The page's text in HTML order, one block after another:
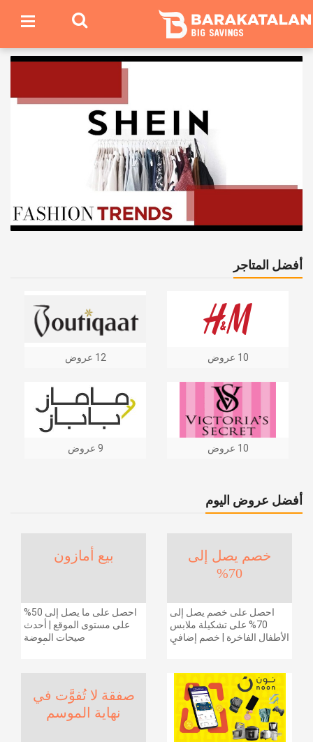
أفضل المتاجر
12 عروض 10 عروض
9 عروض 10 عروض
أفضل عروض اليوم
بيع أمازون
احصل على ما يصل إلى 50%
على مستوى الموقع | أحدث
صيحات الموضة
خصم يصل إلى
70%
احصل على خصم يصل إلى
70% على تشكيلة ملابس
الأطفال الفاخرة | خصم إضافي
صفقة لا تُفوَّت في
نهاية الموسم